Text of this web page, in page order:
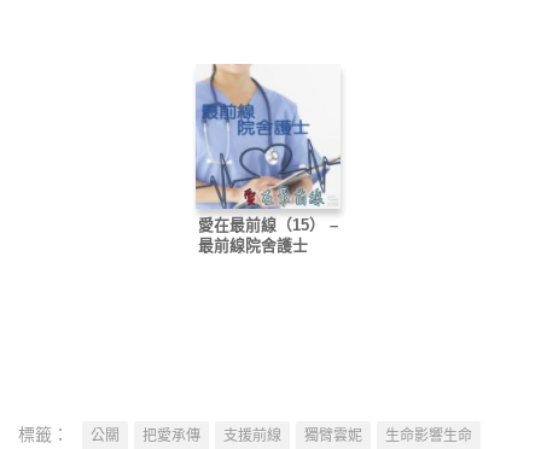
愛在最前線（15） –
最前線院舍護士
標籤： 公關 把愛承傳 支援前線 獨臂雲妮
生命影響生命